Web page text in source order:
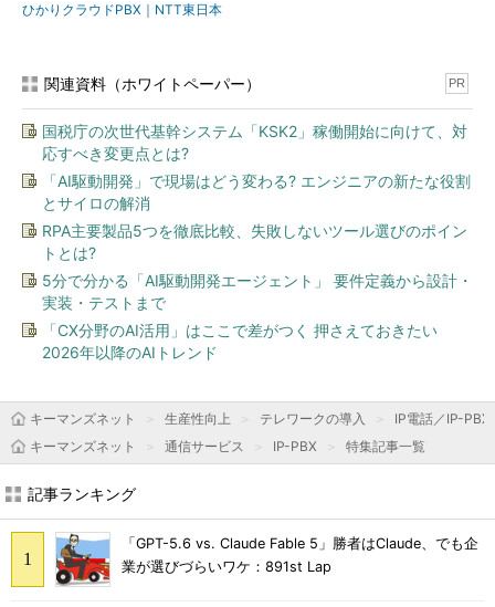
ひかりクラウドPBX｜NTT東日本
関連資料（ホワイトペーパー） PR
国税庁の次世代基幹システム「KSK2」稼働開始に向けて、対
応すべき変更点とは?
「AI駆動開発」で現場はどう変わる? エンジニアの新たな役割
とサイロの解消
RPA主要製品5つを徹底比較、失敗しないツール選びのポイン
トとは?
5分で分かる「AI駆動開発エージェント」 要件定義から設計・
実装・テストまで
「CX分野のAI活用」はここで差がつく 押さえておきたい
2026年以降のAIトレンド
キーマンズネット 生産性向上 テレワークの導入
IP電話／IP-PBX
キーマンズネット
通信サービス IP-PBX 特集記事一覧
記事ランキング
「GPT-5.6 vs. Claude Fable 5」勝者はClaude、でも企
業が選びづらいワケ：891st Lap